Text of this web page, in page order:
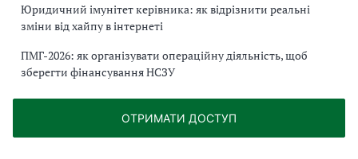
Юридичний імунітет керівника: як відрізнити реальні
зміни від хайпу в інтернеті
ПМГ-2026: як організувати операційну діяльність, щоб
зберегти фінансування НСЗУ
ОТРИМАТИ ДОСТУП